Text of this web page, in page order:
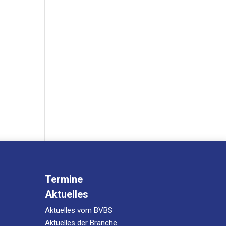
Termine
Aktuelles
Aktuelles vom BVBS
Aktuelles der Branche